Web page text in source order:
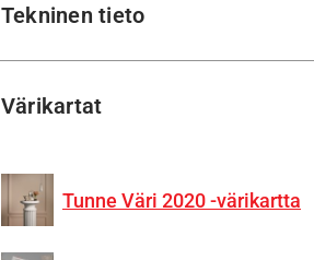
Tekninen tieto
Värikartat
Tunne Väri 2020 -värikartta